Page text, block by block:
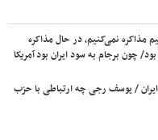
مذاکره نمی‌کنیم، در حال مذاکره
چون برجام به سود ایران بود آمریکا
ایران / یوسف رجی چه ارتباطی با حزب